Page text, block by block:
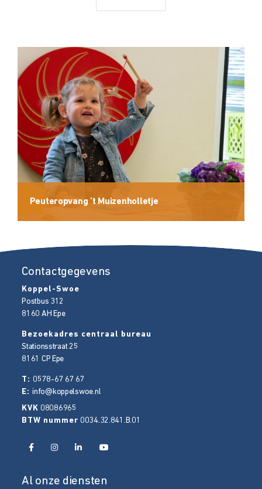
Peuteropvang ’t Muizenholletje
Contactgegevens
Koppel-Swoe
Postbus 312
8160 AH Epe
Bezoekadres centraal bureau
Stationsstraat 25
8161 CP Epe
T: 0578-67 67 67
E:info@koppelswoe.nl
KVK 08086965
BTW nummer 0034.32.841.B.01
Al onze diensten